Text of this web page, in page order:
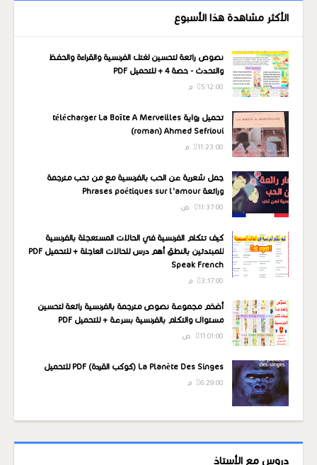
الأكثر مشاهدة هذا الأسبوع
نصوص رائعة لتحسين لغتك الفرنسية والقراءة والحفظ
والتحدث - حصة 4 + للتحميل PDF
5:12:00 م
تحميل رواية télécharger La Boîte A Merveilles
(roman) Ahmed Sefrioui
11:23:00 م
جمل شعرية عن الحب بالفرنسية مع من تحب مترجمة
ورائعة Phrases poétiques sur l'amour
11:37:00 ص
كيف تتكلم الفرنسية في الحالات المستعجلة بالفرنسية
للمبتدئين بالنطق أهم درس للحالات العاجلة + للتحميل PDF
Speak French
3:17:00 م
أضخم مجموعة نصوص مترجمة بالفرنسية رائعة لتحسين
مستواك والتكلم بالفرنسية بسرعة + للتحميل PDF
11:01:00 ص
La Planète Des Singes (كوكب القردة) PDF للتحميل
6:29:00 م
دروس مع الأستاذ